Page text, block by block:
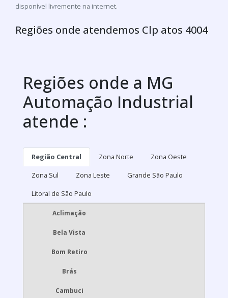
disponível livremente na internet.
Regiões onde atendemos Clp atos 4004
Regiões onde a MG
Automação Industrial
atende :
Região Central Zona Norte
Zona Oeste
Zona Sul
Zona Leste
Grande São Paulo
Litoral de São Paulo
Aclimação
Bela Vista
Bom Retiro
Brás
Cambuci